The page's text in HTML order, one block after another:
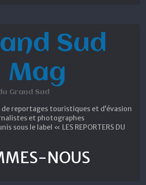
Sud
Mag
Grand Sud
reportages touristiques et d’évasion
et photographes
sous le label « LES REPORTERS DU
NOUS